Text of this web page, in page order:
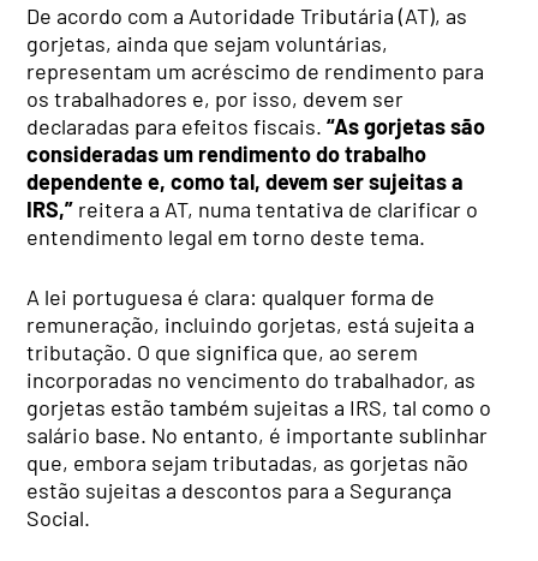
De acordo com a Autoridade Tributária (AT), as
gorjetas, ainda que sejam voluntárias,
representam um acréscimo de rendimento para
os trabalhadores e, por isso, devem ser
declaradas para efeitos fiscais.“As gorjetas são
consideradas um rendimento do trabalho
dependente e, como tal, devem ser sujeitas a
IRS,” reitera a AT, numa tentativa de clarificar o
entendimento legal em torno deste tema.
A lei portuguesa é clara: qualquer forma de
remuneração, incluindo gorjetas, está sujeita a
tributação. O que significa que, ao serem
incorporadas no vencimento do trabalhador, as
gorjetas estão também sujeitas a IRS, tal como o
salário base. No entanto, é importante sublinhar
que, embora sejam tributadas, as gorjetas não
estão sujeitas a descontos para a Segurança
Social.